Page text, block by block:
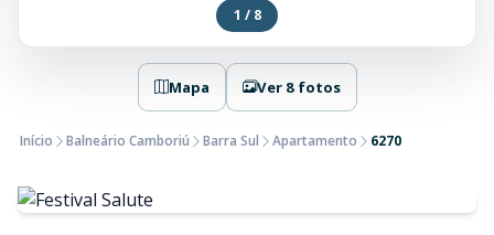
1 / 8
Mapa Ver 8 fotos
Início Balneário Camboriú Barra Sul Apartamento 6270